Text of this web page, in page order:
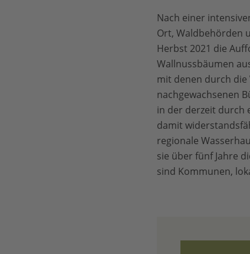
Nach einer
Ort, Waldbehörden
Herbst 2021 die
Wallnussbäumen
mit denen durch
nachgewachsenen
in der derzeit durch
damit
regionale
sie über fünf Jahre
sind Kommunen,